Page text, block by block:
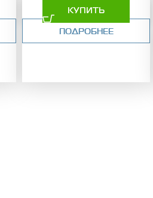
КУПИТЬ
ПОДРОБНЕЕ